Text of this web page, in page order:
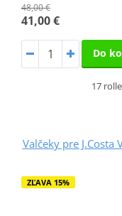
48,00 €
41,00 €
Do
17
Valčeky pre J.Costa
ZĽAVA 15%